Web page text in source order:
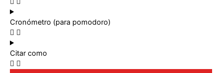
Cronómetro (para pomodoro)
Citar como